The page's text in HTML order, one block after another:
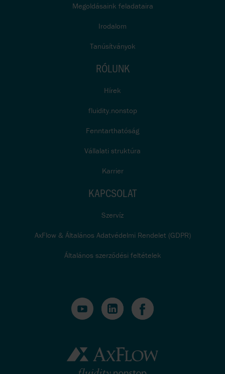
Megoldásaink feladataira
Irodalom
Tanúsítványok
RÓLUNK
Hírek
fluidity.nonstop
Fenntarthatóság
Vállalati struktúra
Karrier
KAPCSOLAT
Szervíz
AxFlow & Általános Adatvédelmi Rendelet (GDPR)
Általános szerződési feltételek